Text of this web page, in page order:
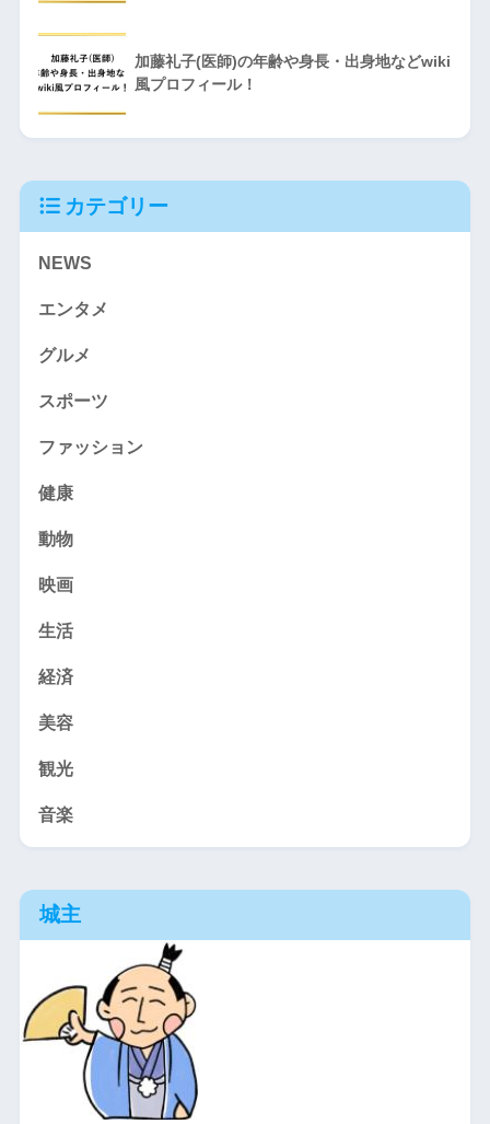
加藤礼子(医師)の年齢や身長・出身地などwiki
風プロフィール！
カテゴリー
NEWS
エンタメ
グルメ
スポーツ
ファッション
健康
動物
映画
生活
経済
美容
観光
音楽
城主